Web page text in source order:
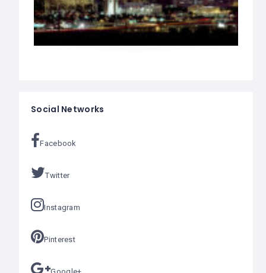
Social Networks
Facebook
Twitter
Instagram
Pinterest